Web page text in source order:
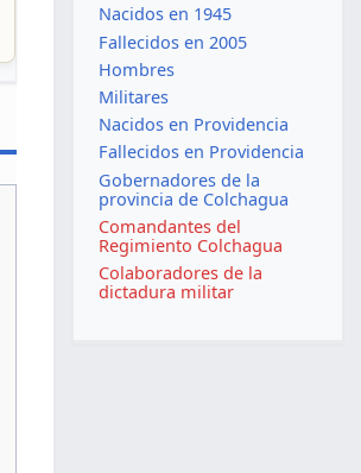
Nacidos en 1945
Fallecidos en 2005
Hombres
Militares
Nacidos en Providencia
Fallecidos en Providencia
Gobernadores de la
provincia de Colchagua
Comandantes del
Regimiento Colchagua
Colaboradores de la
dictadura militar